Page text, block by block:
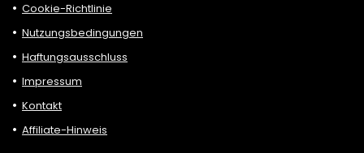
Cookie-Richtlinie
Nutzungsbedingungen
Haftungsausschluss
Impressum
Kontakt
Affiliate-Hinweis